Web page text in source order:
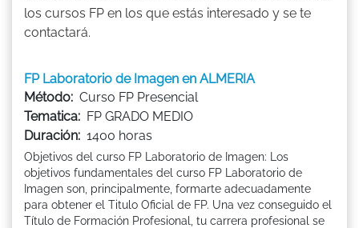
los cursos FP en los que estás interesado y se te
contactará.
FP Laboratorio de Imagen en ALMERIA
Método: Curso FP Presencial
Tematica: FP GRADO MEDIO
Duración: 1400 horas
Objetivos del curso FP Laboratorio de Imagen: Los
objetivos fundamentales del curso FP Laboratorio de
Imagen son, principalmente, formarte adecuadamente
para obtener el Titulo Oficial de FP. Una vez conseguido el
Título de Formación Profesional, tu carrera profesional se